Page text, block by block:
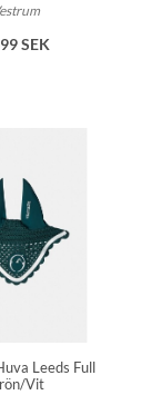
SEK
Leeds Full
Vit